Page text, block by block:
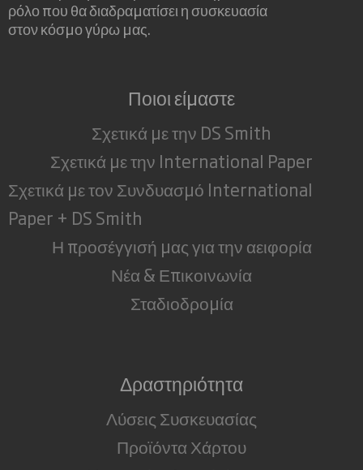
ρόλο που θα διαδραματίσει η συσκευασία
στον κόσμο γύρω μας.
Ποιοι είμαστε
Σχετικά με την DS Smith
Σχετικά με την International Paper
Σχετικά με τον Συνδυασμό International
Paper + DS Smith
Η προσέγγισή μας για την αειφορία
Νέα & Επικοινωνία
Σταδιοδρομία
Δραστηριότητα
Λύσεις Συσκευασίας
Προϊόντα Χάρτου